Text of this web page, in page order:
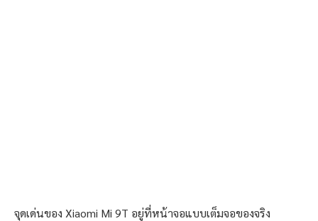
จุดเด่นของ Xiaomi Mi 9T อยู่ที่หน้าจอแบบเต็มจอของจริง